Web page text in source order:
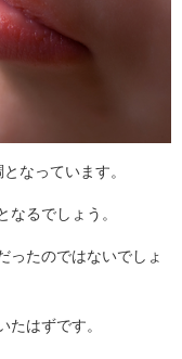
なっています。
なるでしょう。
ったのではないでしょ
たはずです。